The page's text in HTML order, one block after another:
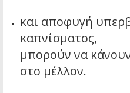
και αποφυγή
καπνίσματος,
μπορούν να
στο μέλλον.